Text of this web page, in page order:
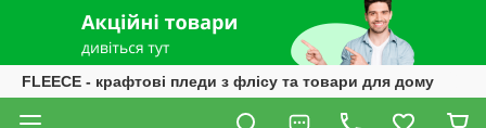
FLEECE - крафтові пледи з флісу та товари для дому